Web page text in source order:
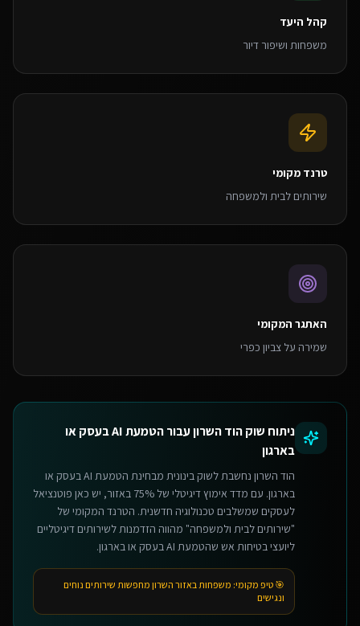
קהל היעד
משפחות ושיפור דיור
טרנד מקומי
שירותים לבית ולמשפחה
האתגר המקומי
שמירה על צביון כפרי
ניתוח שוקהוד השרוןעבור
הטמעת AI בעסק או
בארגון
הוד השרון נחשבת לשוק בינונית מבחינת הטמעת AI בעסק או
בארגון. עם מדד אימוץ דיגיטלי של 75% באזור, יש כאן פוטנציאל
לעסקים שמשלבים טכנולוגיה חדשנית. הטרנד המקומי של
"שירותים לבית ולמשפחה" מהווה הזדמנות לשירותים דיגיטליים
ליועצי בטיחות אש שהטמעת AI בעסק או בארגון.
🎯 טיפ מקומי: משפחות באזור השרון מחפשות שירותים נוחים
ונגישים